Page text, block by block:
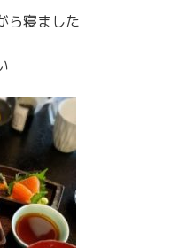
ら寝ました